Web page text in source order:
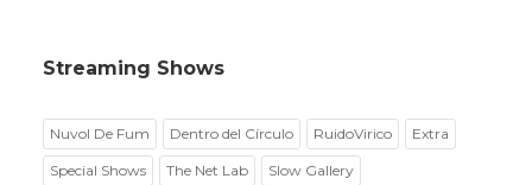
Streaming Shows
Nuvol De Fum Dentro del Círculo RuidoVirico Extra
Special Shows The Net Lab Slow Gallery